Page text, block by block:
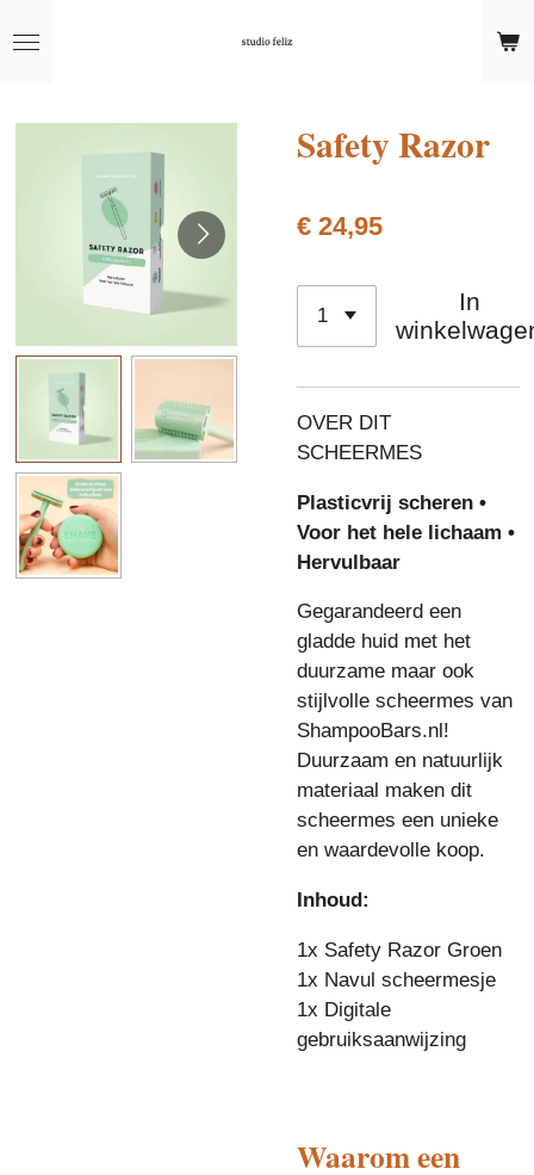
direct
Safety Razor
€ 24,95
In
OVER DIT
SCHEERMES
Plasticvrij scheren •
Voor het hele lichaam •
Hervulbaar
Gegarandeerd een
gladde huid met het
duurzame maar ook
stijlvolle scheermes van
ShampooBars.nl!
Duurzaam en natuurlijk
materiaal maken dit
scheermes een unieke
en waardevolle koop.
Inhoud:
1x Safety Razor Groen
1x Navul scheermesje
1x Digitale
gebruiksaanwijzing
Waarom een